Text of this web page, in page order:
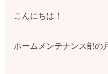
こんにちは！
ホームメンテナンス部の